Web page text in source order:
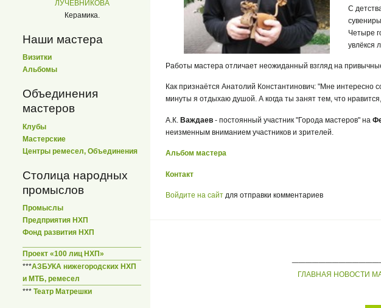
ЛУЧЕВНИКОВА
Керамика.
Наши мастера
Визитки
Альбомы
Объединения
мастеров
Клубы
Мастерские
Центры ремесел, Объединения
Столица народных
промыслов
Промыслы
Предприятия НХП
Фонд развития НХП
Проект «100 лиц НХП»
***АЗБУКА нижегородских НХП
и МТБ, ремесел
*** Театр Матрешки
С
Четыре
увлёкся
Работы мастера отличает неожиданный взгляд на
Как признаётся Анатолий Константинович: "Мне интересно
минуты я отдыхаю душой. А когда ты занят тем, что
А.К. Важдаев - постоянный участник "Города мастеров" на
неизменным вниманием участников и зрителей.
Альбом мастера
Контакт
Войдите на сайт для отправки комментариев
ГЛАВНАЯ НОВОСТИ